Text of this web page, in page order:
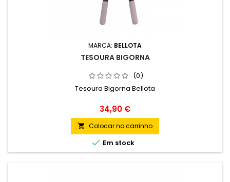
MARCA: BELLOTA
TESOURA BIGORNA
(0)
Tesoura Bigorna Bellota
Preço
34,90 €
 Colocar no carrinho
 Em stock